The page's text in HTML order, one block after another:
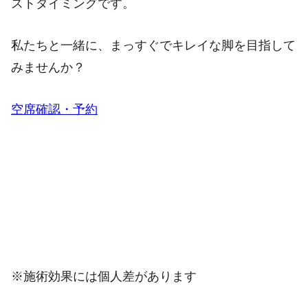
ストタイミングです。
私たちと一緒に、まっすぐでキレイな脚を目指して
みませんか？
空席確認・予約
※施術効果には個人差があります